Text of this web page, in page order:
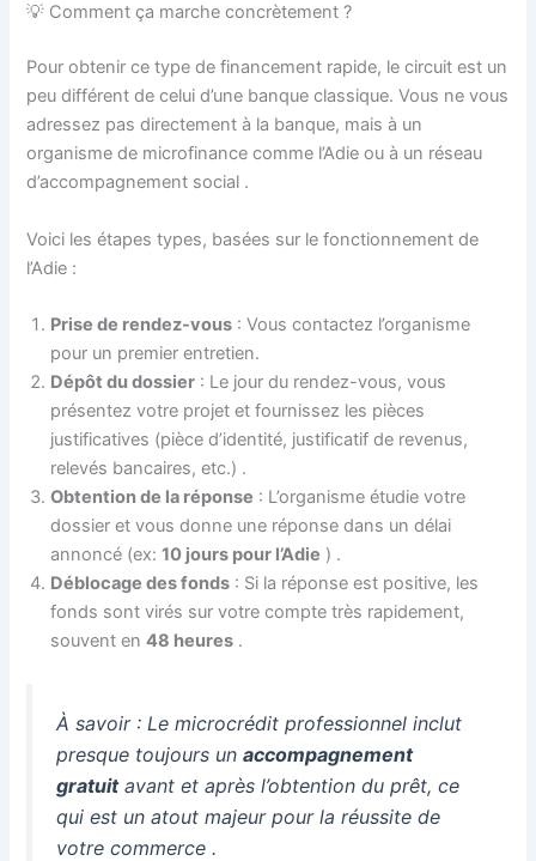
💡 Comment ça marche concrètement ?
Pour obtenir ce type de financement rapide, le circuit est un
peu différent de celui d’une banque classique. Vous ne vous
adressez pas directement à la banque, mais à un
organisme de microfinance comme l’Adie ou à un réseau
d’accompagnement social .
Voici les étapes types, basées sur le fonctionnement de
l’Adie :
Prise de rendez-vous : Vous contactez l’organisme
pour un premier entretien.
Dépôt du dossier : Le jour du rendez-vous, vous
présentez votre projet et fournissez les pièces
justificatives (pièce d’identité, justificatif de revenus,
relevés bancaires, etc.) .
Obtention de la réponse : L’organisme étudie votre
dossier et vous donne une réponse dans un délai
annoncé (ex:10 jours pour l’Adie ) .
Déblocage des fonds : Si la réponse est positive, les
fonds sont virés sur votre compte très rapidement,
souvent en48 heures .
À savoir : Le microcrédit professionnel inclut
presque toujours unaccompagnement
gratuitavant et après l’obtention du prêt, ce
qui est un atout majeur pour la réussite de
votre commerce.